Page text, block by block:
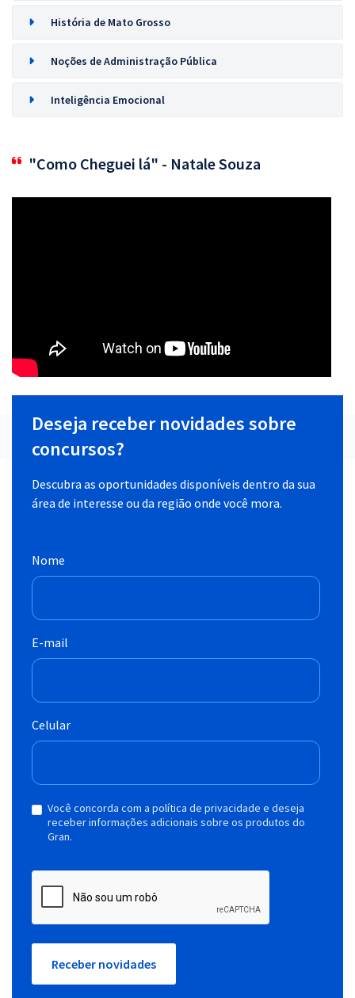
História de Mato Grosso
Noções de Administração Pública
Inteligência Emocional
"Como Cheguei lá" - Natale Souza
Deseja receber novidades sobre
concursos?
Descubra as oportunidades disponíveis dentro da sua
área de interesse ou da região onde você mora.
Nome
E-mail
Celular
Você concorda com a política de privacidade e deseja
receber informações adicionais sobre os produtos do
Gran.
Receber novidades